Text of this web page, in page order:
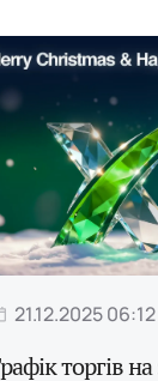
21.12.2025 06:12
торгів